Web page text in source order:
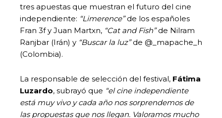
tres apuestas que muestran el futuro del cine
independiente: “Limerence”de los españoles
Fran 3f y Juan Martxn, “Cat and Fish”de Nilram
Ranjbar (Irán) y “Buscar la luz”de @_mapache_h
(Colombia).
La responsable de selección del festival, Fátima
Luzardo, subrayó que “el cine independiente
está muy vivo y cada año nos sorprendemos de
las propuestas que nos llegan. Valoramos mucho